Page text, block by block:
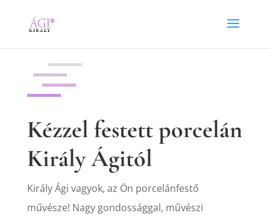
Kézzel festett porcelán
Király Ágitól
Király Ági vagyok, az Ön porcelánfestő
művésze! Nagy gondossággal, művészi